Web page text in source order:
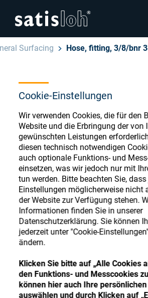
Cookie-Einstellungen
Wir verwenden Cookies, die für den
Website und die Erbringung der von
gewünschten Leistungen
diesen technisch notwendigen
auch optionale Funktions- und
einsetzen, was wir jedoch nur mit
tun werden. Bitte beachten Sie,
Einstellungen möglicherweise nicht
der Website zur Verfügung stehen.
Informationen finden Sie in unserer
Datenschutzerklärung. Sie können
jederzeit unter "Cookie-
ändern.
Klicken Sie bitte auf „Alle Cookies
den Funktions- und Messcookies
können hier auch Ihre
auswählen und durch Klicken auf
Deutsch
Brillenoptik
Feinoptik
Über uns
Karriere
Kontakt
Store
Seitennavigation
English
Español
汉语
Français
Surfacing Hose, fitting, 3/8/bnr
Ophthalmic
Store
Register or Sign-in to access
and explore our wide range
consumables
Register